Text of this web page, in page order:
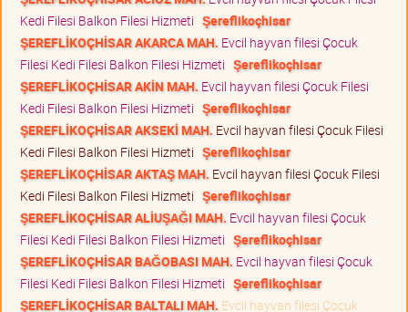
Kedi Filesi Balkon Filesi Hizmeti Şereflikoçhisar
ŞEREFLİKOÇHİSAR AKARCA MAH. Evcil hayvan filesi Çocuk
Filesi Kedi Filesi Balkon Filesi Hizmeti Şereflikoçhisar
ŞEREFLİKOÇHİSAR AKİN MAH. Evcil hayvan filesi Çocuk Filesi
Kedi Filesi Balkon Filesi Hizmeti Şereflikoçhisar
ŞEREFLİKOÇHİSAR AKSEKİ MAH. Evcil hayvan filesi Çocuk Filesi
Kedi Filesi Balkon Filesi Hizmeti Şereflikoçhisar
ŞEREFLİKOÇHİSAR AKTAŞ MAH. Evcil hayvan filesi Çocuk Filesi
Kedi Filesi Balkon Filesi Hizmeti Şereflikoçhisar
ŞEREFLİKOÇHİSAR ALİUŞAĞI MAH. Evcil hayvan filesi Çocuk
Filesi Kedi Filesi Balkon Filesi Hizmeti Şereflikoçhisar
ŞEREFLİKOÇHİSAR BAĞOBASI MAH. Evcil hayvan filesi Çocuk
Filesi Kedi Filesi Balkon Filesi Hizmeti Şereflikoçhisar
ŞEREFLİKOÇHİSAR BALTALI MAH. Evcil hayvan filesi Çocuk